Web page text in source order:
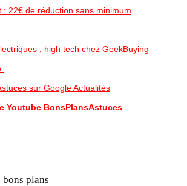
: 22€ de réduction sans minimum
, high tech chez GeekBuying
sur Google Actualités
Youtube BonsPlansAstuces
plans